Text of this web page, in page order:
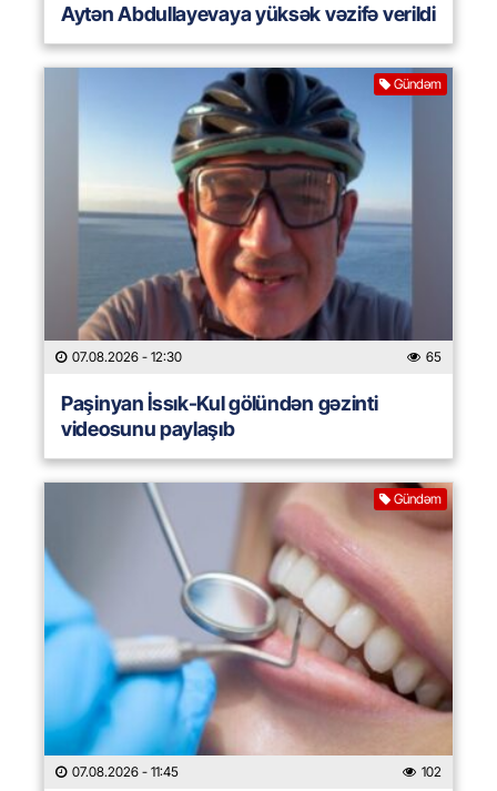
Aytən Abdullayevaya yüksək vəzifə verildi
Gündəm
07.08.2026 - 12:30 65
Paşinyan İssık-Kul gölündən gəzinti
videosunu paylaşıb
Gündəm
07.08.2026 - 11:45 102